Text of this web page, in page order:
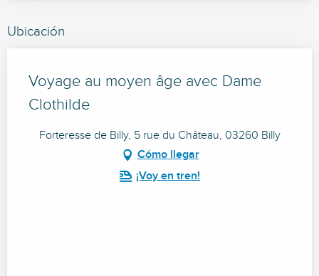
Ubicación
Voyage au moyen âge avec Dame
Clothilde
Forteresse de Billy, 5 rue du Château, 03260 Billy
Cómo llegar
¡Voy en tren!